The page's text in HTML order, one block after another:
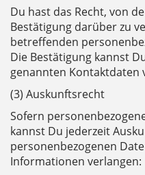
Du hast das Recht, von
Bestätigung darüber zu
betreffenden
Die Bestätigung kannst
genannten Kontaktdaten
(3) Auskunftsrecht
Sofern
kannst Du jederzeit
personenbezogenen
Informationen verlangen: